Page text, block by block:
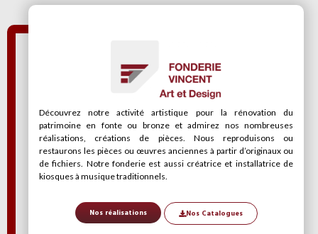
Découvrez notre activité artistique pour la rénovation du
patrimoine en fonte ou bronze et admirez nos nombreuses
réalisations, créations de pièces. Nous reproduisons ou
restaurons les pièces ou œuvres anciennes à partir d’originaux ou
de fichiers. Notre fonderie est aussi créatrice et installatrice de
kiosques à musique traditionnels.
Nos réalisations Nos Catalogues